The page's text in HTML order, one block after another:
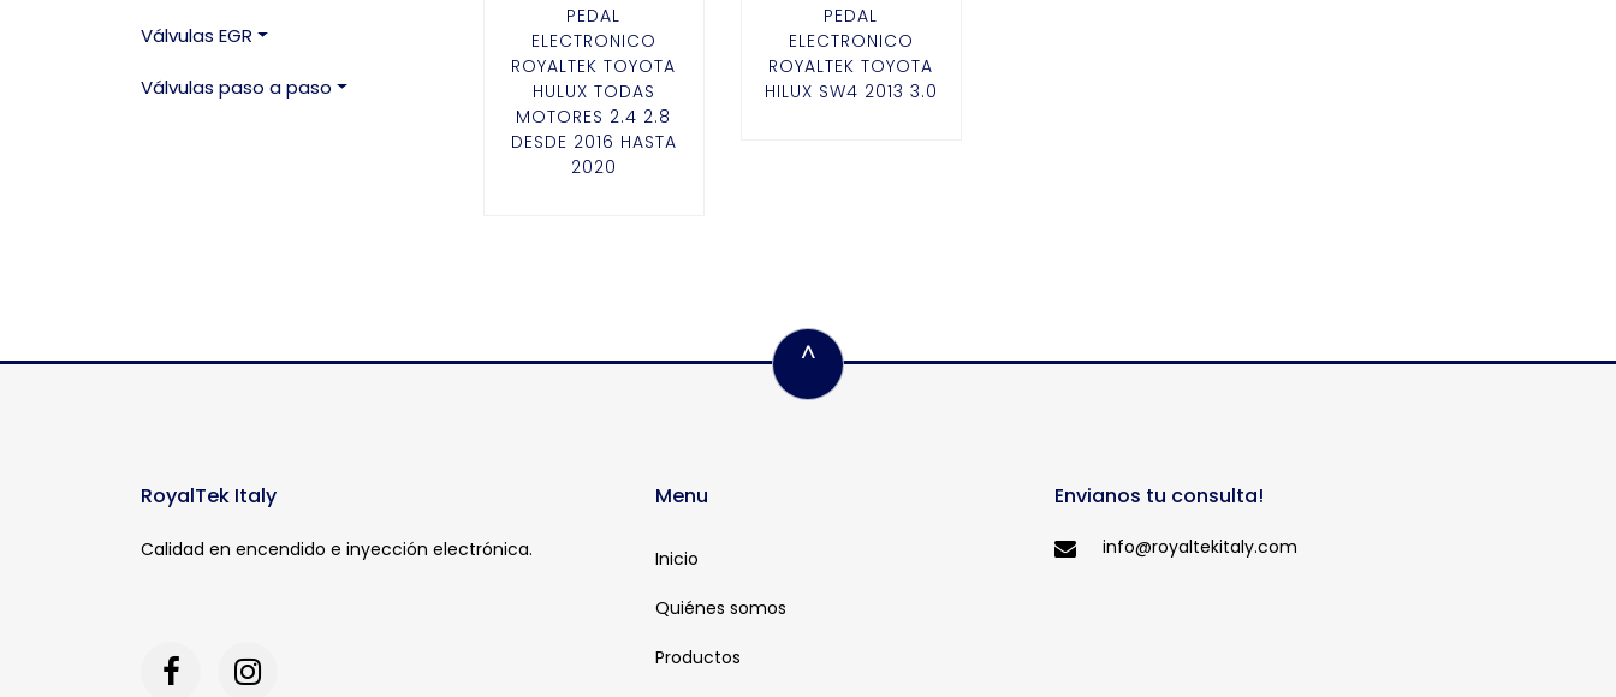
Válvulas EGR
Válvulas paso a paso
PEDAL
ELECTRONICO
ROYALTEK TOYOTA
HULUX TODAS
MOTORES 2.4 2.8
DESDE 2016 HASTA
2020
PEDAL
ELECTRONICO
ROYALTEK TOYOTA
HILUX SW4 2013 3.0
^
RoyalTek Italy
Calidad en encendido e inyección electrónica.
Menu
Inicio
Quiénes somos
Productos
Envianos tu consulta!
info@royaltekitaly.com